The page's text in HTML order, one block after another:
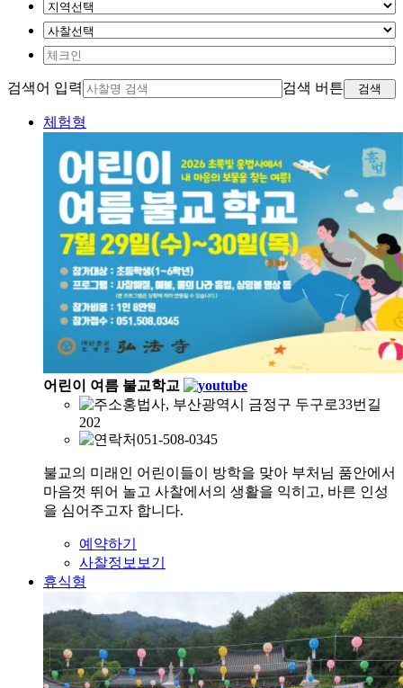
검색어 입력 검색 버튼 검색
체험형
어린이 여름 불교학교
홍법사, 부산광역시 금정구 두구로33번길
202
051-508-0345
불교의 미래인 어린이들이 방학을 맞아 부처님 품안에서
마음껏 뛰어 놀고 사찰에서의 생활을 익히고, 바른 인성
을 심어주고자 합니다.
예약하기
사찰정보보기
휴식형